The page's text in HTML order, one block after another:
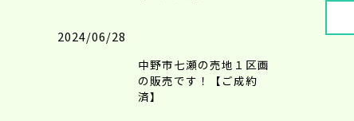
2024/06/28
中野市七瀬の売地１区画
の販売です！【ご成約
済】